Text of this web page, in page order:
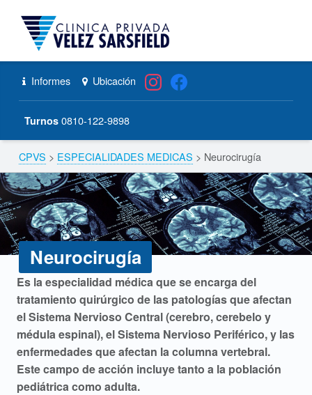
Neurocirugía – CPVS
Primary Menu
Header info sidebar Informes Ubicación
Turnos 0810-122-9898
Breadcrumbs navigation
CPVS > ESPECIALIDADES MEDICAS > Neurocirugía
Neurocirugía
Es la especialidad médica que se encarga del
tratamiento quirúrgico de las patologías que afectan
el Sistema Nervioso Central (cerebro, cerebelo y
médula espinal), el Sistema Nervioso Periférico, y las
enfermedades que afectan la columna vertebral.
Este campo de acción incluye tanto a la población
pediátrica como adulta.